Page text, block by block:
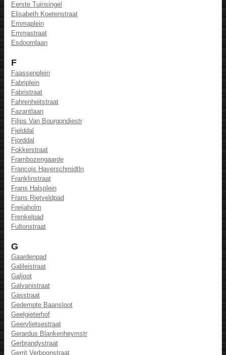
Eerste Tuinsingel
Elisabeth Koetenstraat
Emmaplein
Emmastraat
Esdoornlaan
F
Faassenplein
Fabriplein
Fabristraat
Fahrenheitstraat
Fazantlaan
Filips Van Bourgondiestr
Fjelddal
Fjorddal
Fokkerstraat
Frambozengaarde
Francois Haverschmidtln
Franklinstraat
Frans Halsplein
Frans Rietveldpad
Freijaholm
Frenkelpad
Fultonstraat
G
Gaardenpad
Galileistraat
Galjoot
Galvanistraat
Gasstraat
Gedempte Baansloot
Geelgieterhof
Geervlietsestraat
Gerardus Blankenheymstr
Gerbrandystraat
Gerrit Verboonstraat